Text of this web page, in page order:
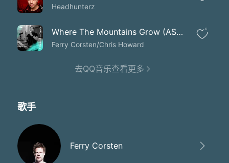
Headhunterz
Where The Mountains Grow (ASOT 1167)
Ferry Corsten/Chris Howard
6
去QQ音乐查看更多
歌手
Ferry Corsten